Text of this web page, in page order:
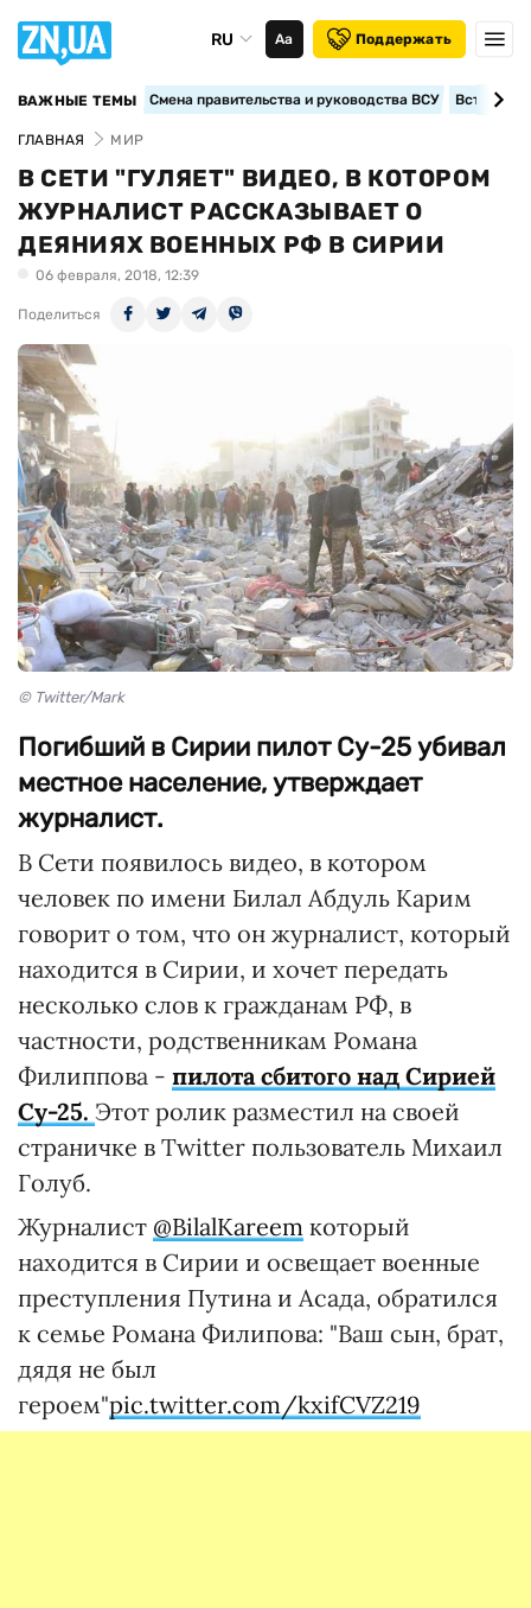
RU Аа Поддержать
ВАЖНЫЕ ТЕМЫ Смена правительства и руководства ВСУ
ГЛАВНАЯ МИР
В СЕТИ "ГУЛЯЕТ" ВИДЕО, В КОТОРОМ
ЖУРНАЛИСТ РАССКАЗЫВАЕТ О
ДЕЯНИЯХ ВОЕННЫХ РФ В СИРИИ
06 февраля, 2018, 12:39
Поделиться
© Twitter/Mark
Погибший в Сирии пилот Су-25 убивал
местное население, утверждает
журналист.
В Сети появилось видео, в котором
человек по имени Билал Абдуль Карим
говорит о том, что он журналист, который
находится в Сирии, и хочет передать
несколько слов к гражданам РФ, в
частности, родственникам Романа
Филиппова - пилота сбитого над Сирией
Су-25. Этот ролик разместил на своей
страничке в Twitter пользователь Михаил
Голуб.
Журналист @BilalKareem который
находится в Сирии и освещает военные
преступления Путина и Асада, обратился
к семье Романа Филипова: "Ваш сын, брат,
дядя не был
героем"pic.twitter.com/kxifCVZ219